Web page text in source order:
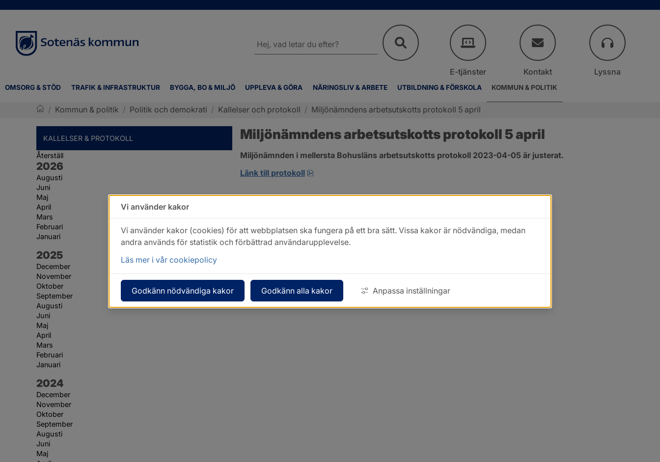
OMSORG & STÖD TRAFIK & INFRASTRUKTUR BYGGA, BO & MILJÖ UPPLEVA & GÖRA NÄRINGSLIV & ARBETE UTBILDNING & FÖRSKOLA KOMMUN & POLITIK
webbplatsen
E-tjänster Kontakt Lyssna
/ Kommun & politik / Politik och demokrati / Kallelser och protokoll / Miljönämndens arbetsutskotts protokoll 5 april
KALLELSER & PROTOKOLL
Återställ
År:
2026
Augusti
Juni
Maj
April
Mars
Februari
Januari
År:
2025
December
November
Oktober
September
Augusti
Juni
Maj
April
Mars
Februari
Januari
År:
2024
December
November
Oktober
September
Augusti
Juni
Maj
Miljönämndens arbetsutskotts protokoll 5 april
Miljönämnden i mellersta Bohusläns arbetsutskotts protokoll 2023-04-05 är justerat.
Länk till protokoll
pdf, 257.8 kB, öppnas i nytt fönster.
Vi använder kakor
Vi använder kakor (cookies) för att webbplatsen ska fungera på ett bra sätt. Vissa kakor är nödvändiga, medan
andra används för statistik och förbättrad användarupplevelse.
Läs mer i vår cookiepolicy
Godkänn nödvändiga kakor Godkänn alla kakor Anpassa inställningar